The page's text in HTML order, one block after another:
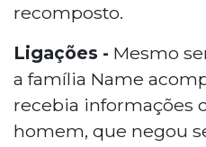
recomposto.
Ligações - Mesmo
a família Name
recebia informações
homem, que negou